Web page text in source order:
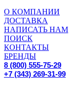
О КОМПАНИИ
ДОСТАВКА
НАПИСАТЬ НАМ
ПОИСК
КОНТАКТЫ
БРЕНДЫ
8 (800) 555-75-29
+7 (343) 269-31-99